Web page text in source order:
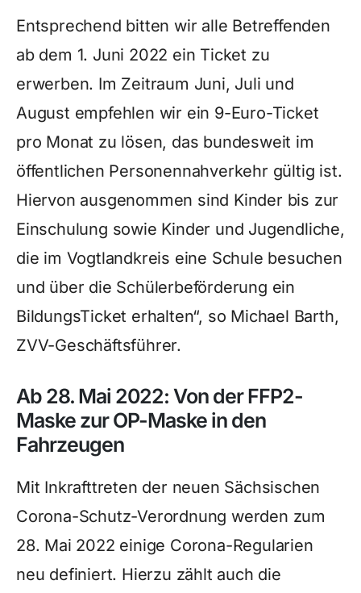
Entsprechend bitten wir alle Betreffenden
ab dem 1. Juni 2022 ein Ticket zu
erwerben. Im Zeitraum Juni, Juli und
August empfehlen wir ein 9-Euro-Ticket
pro Monat zu lösen, das bundesweit im
öffentlichen Personennahverkehr gültig ist.
Hiervon ausgenommen sind Kinder bis zur
Einschulung sowie Kinder und Jugendliche,
die im Vogtlandkreis eine Schule besuchen
und über die Schülerbeförderung ein
BildungsTicket erhalten“, so Michael Barth,
ZVV-Geschäftsführer.
Ab 28. Mai 2022: Von der FFP2-
Maske zur OP-Maske in den
Fahrzeugen
Mit Inkrafttreten der neuen Sächsischen
Corona-Schutz-Verordnung werden zum
28. Mai 2022 einige Corona-Regularien
neu definiert. Hierzu zählt auch die